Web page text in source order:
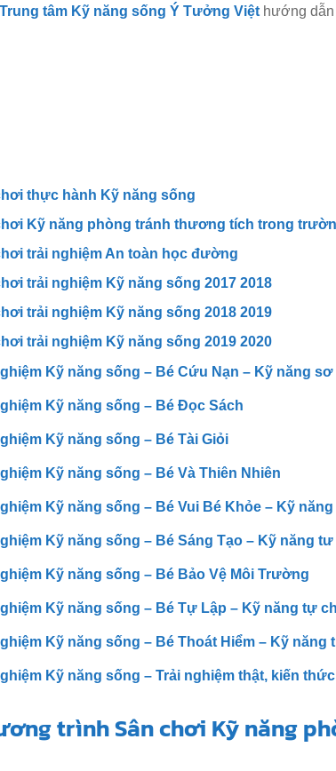
Trung tâm Kỹ năng sống Ý Tưởng Việt hướng dẫn
thực hành Kỹ năng sống
Kỹ năng phòng tránh thương tích trong
trải nghiệm An toàn học đường
trải nghiệm Kỹ năng sống 2017 2018
trải nghiệm Kỹ năng sống 2018 2019
trải nghiệm Kỹ năng sống 2019 2020
Kỹ năng sống – Bé Cứu Nạn – Kỹ năng
Kỹ năng sống – Bé Đọc Sách
Kỹ năng sống – Bé Tài Giỏi
Kỹ năng sống – Bé Và Thiên Nhiên
Kỹ năng sống – Bé Vui Bé Khỏe – Kỹ
Kỹ năng sống – Bé Sáng Tạo – Kỹ năng
Kỹ năng sống – Bé Bảo Vệ Môi Trường
Kỹ năng sống – Bé Tự Lập – Kỹ năng tự
Kỹ năng sống – Bé Thoát Hiểm – Kỹ năng
Kỹ năng sống – Trải nghiệm thật, kiến
trình Sân chơi Kỹ năng